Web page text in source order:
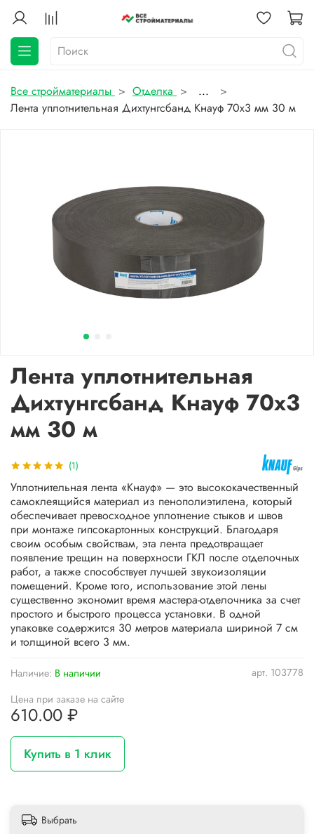
Все стройматериалы Отделка
...
Лента уплотнительная Дихтунгсбанд Кнауф 70х3 мм 30 м
(1)
арт. 103778
Наличие: В наличии
Лента уплотнительная
Дихтунгсбанд Кнауф 70х3
мм 30 м
Цена при заказе на сайте
610.00 ₽
Купить в 1 клик
Уплотнительная лента «Кнауф» — это высококачественный
самоклеящийся материал из пенополиэтилена, который
обеспечивает превосходное уплотнение стыков и швов
при монтаже гипсокартонных конструкций. Благодаря
своим особым свойствам, эта лента предотвращает
появление трещин на поверхности ГКЛ после отделочных
работ, а также способствует лучшей звукоизоляции
помещений. Кроме того, использование этой лены
существенно экономит время мастера-отделочника за счет
простого и быстрого процесса установки. В одной
упаковке содержится 30 метров материала шириной 7 см
и толщиной всего 3 мм.
Выбрать